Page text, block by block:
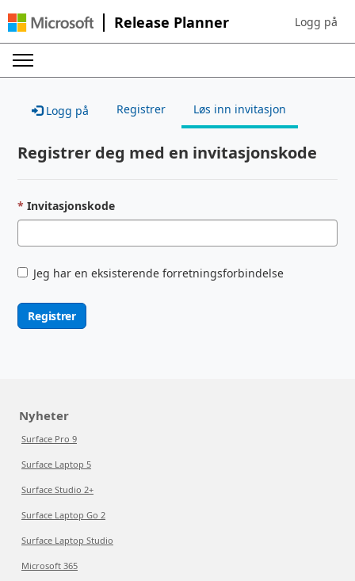
Release Planner Sign in to
Logg på
Logg på Registrer Løs inn invitasjon
Registrer deg med en invitasjonskode
Invitasjonskode
Jeg har en eksisterende forretningsforbindelse
Registrer
Nyheter
Surface Pro 9
Surface Laptop 5
Surface Studio 2+
Surface Laptop Go 2
Surface Laptop Studio
Microsoft 365